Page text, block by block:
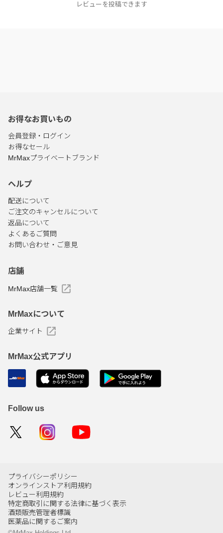
レビューを投稿できます
お得なお買いもの
会員登録・ログイン
お得なセール
MrMaxプライベートブランド
ヘルプ
配送について
ご注文のキャンセルについて
返品について
よくあるご質問
お問い合わせ・ご意見
店舗
MrMax店舗一覧
MrMaxについて
企業サイト
MrMax公式アプリ
Follow us
プライバシーポリシー
オンラインストア利用規約
レビュー利用規約
特定商取引に関する法律に基づく表示
酒類販売管理者標識
医薬品に関するご案内